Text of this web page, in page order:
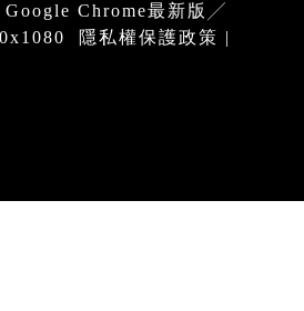
Google Chrome最新版╱
隱私權保護政策 |